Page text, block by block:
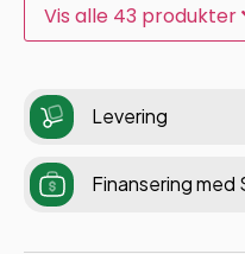
Vis alle 43 produkter
Levering
Finansering med